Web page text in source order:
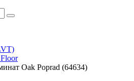
Oak Poprad (64634)